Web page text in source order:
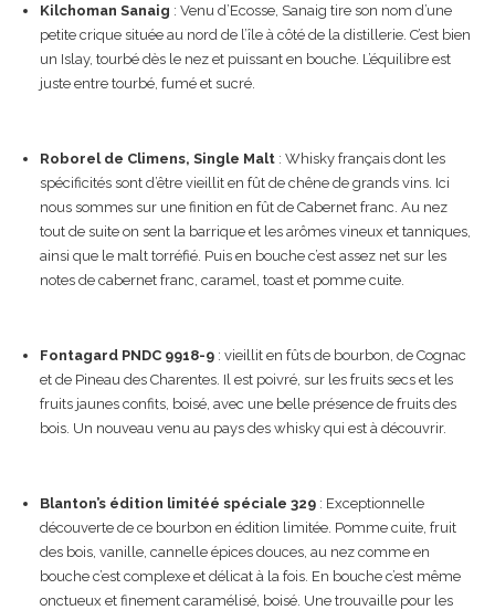
Kilchoman Sanaig : Venu d’Ecosse, Sanaig tire son nom d’une
petite crique située au nord de l’île à côté de la distillerie. C’est bien
un Islay, tourbé dès le nez et puissant en bouche. L’équilibre est
juste entre tourbé, fumé et sucré.
Roborel de Climens, Single Malt : Whisky français dont les
spécificités sont d’être vieillit en fût de chêne de grands vins. Ici
nous sommes sur une finition en fût de Cabernet franc. Au nez
tout de suite on sent la barrique et les arômes vineux et tanniques,
ainsi que le malt torréfié. Puis en bouche c’est assez net sur les
notes de cabernet franc, caramel, toast et pomme cuite.
Fontagard PNDC 9918-9 : vieillit en fûts de bourbon, de Cognac
et de Pineau des Charentes. Il est poivré, sur les fruits secs et les
fruits jaunes confits, boisé, avec une belle présence de fruits des
bois. Un nouveau venu au pays des whisky qui est à découvrir.
Blanton’s édition limitéé spéciale 329 : Exceptionnelle
découverte de ce bourbon en édition limitée. Pomme cuite, fruit
des bois, vanille, cannelle épices douces, au nez comme en
bouche c’est complexe et délicat à la fois. En bouche c’est même
onctueux et finement caramélisé, boisé. Une trouvaille pour les